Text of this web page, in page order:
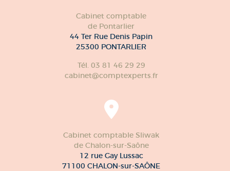
Cabinet comptable
de Pontarlier
44 Ter Rue Denis Papin
25300 PONTARLIER
Tél. 03 81 46 29 29
cabinet@comptexperts.fr
Cabinet comptable Sliwak
de Chalon-sur-Saône
12 rue Gay Lussac
71100 CHALON-sur-SAÔNE